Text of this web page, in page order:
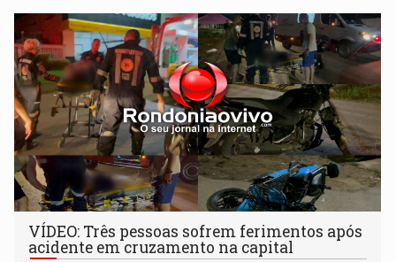
VÍDEO: Três pessoas sofrem ferimentos após
acidente em cruzamento na capital